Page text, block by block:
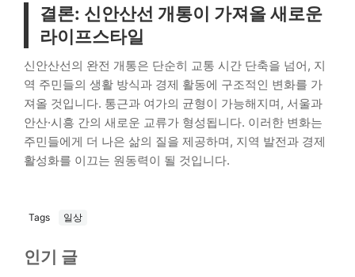
결론: 신안산선 개통이 가져올 새로운
라이프스타일
신안산선의 완전 개통은 단순히 교통 시간 단축을 넘어, 지
역 주민들의 생활 방식과 경제 활동에 구조적인 변화를 가
져올 것입니다. 통근과 여가의 균형이 가능해지며, 서울과
안산·시흥 간의 새로운 교류가 형성됩니다. 이러한 변화는
주민들에게 더 나은 삶의 질을 제공하며, 지역 발전과 경제
활성화를 이끄는 원동력이 될 것입니다.
Tags 일상
인기 글